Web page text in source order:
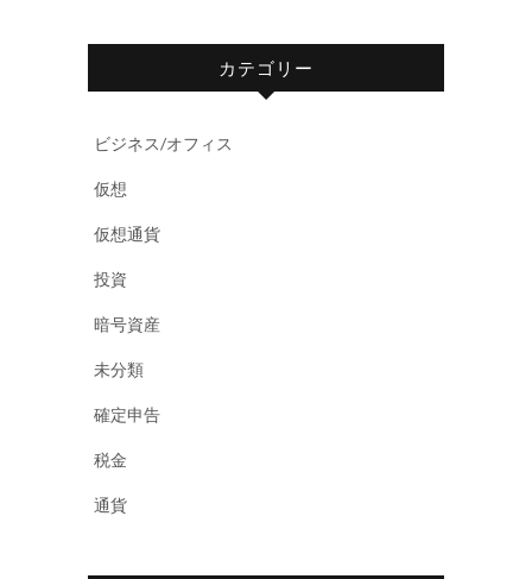
カテゴリー
ビジネス/オフィス
仮想
仮想通貨
投資
暗号資産
未分類
確定申告
税金
通貨